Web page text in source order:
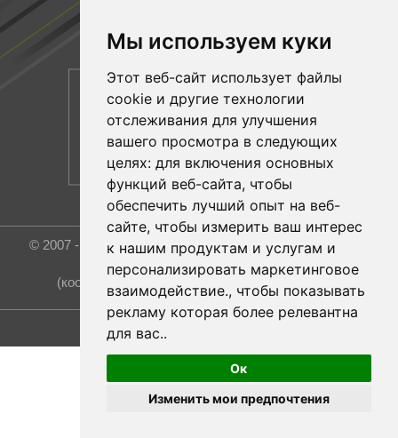
Мы используем куки
Этот веб-сайт использует файлы
cookie и другие технологии
отслеживания для улучшения
вашего просмотра в следующих
целях: для включения основных
функций веб-сайта, чтобы
обеспечить лучший опыт на веб-
сайте, чтобы измерить ваш интерес
к нашим продуктам и услугам и
персонализировать маркетинговое
взаимодействие., чтобы показывать
рекламу которая более релевантна
для вас..
Ок
Изменить мои предпочтения
© 2007 - 2026 Rost Group & Technology Co., Ltd. All rights
reserved.
(координатор и эксклюзивный представитель)